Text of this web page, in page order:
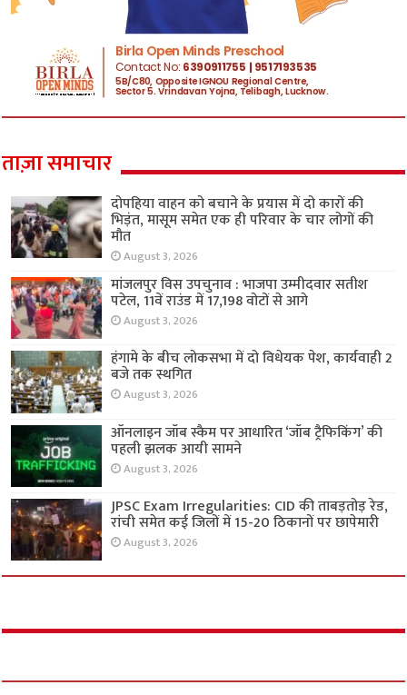
ताज़ा समाचार
दोपहिया वाहन को बचाने के प्रयास में दो कारों की
भिड़ंत, मासूम समेत एक ही परिवार के चार लोगों की
मौत
August 3, 2026
मांजलपुर विस उपचुनाव : भाजपा उम्मीदवार सतीश
पटेल, 11वें राउंड में 17,198 वोटों से आगे
August 3, 2026
हंगामे के बीच लोकसभा में दो विधेयक पेश, कार्यवाही 2
बजे तक स्थगित
August 3, 2026
ऑनलाइन जॉब स्कैम पर आधारित ‘जॉब ट्रैफिकिंग’ की
पहली झलक आयी सामने
August 3, 2026
JPSC Exam Irregularities: CID की ताबड़तोड़ रेड,
रांची समेत कई जिलों में 15-20 ठिकानों पर छापेमारी
August 3, 2026